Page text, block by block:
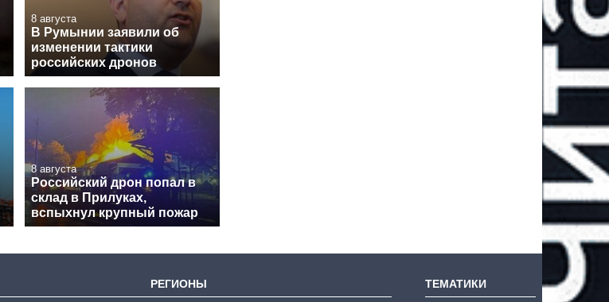
8 августа
В Румынии заявили об
изменении тактики
российских дронов
8 августа
Российский дрон попал в
склад в Прилуках,
вспыхнул крупный пожар
РЕГИОНЫ ТЕМАТИКИ